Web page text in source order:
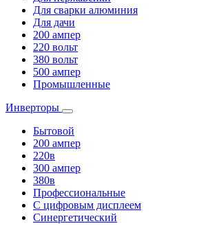
Для сварки алюминия
Для дачи
200 ампер
220 вольт
380 вольт
500 ампер
Промышленные
Инверторы
Бытовой
200 ампер
220в
300 ампер
380в
Профессиональные
С цифровым дисплеем
Синергетический